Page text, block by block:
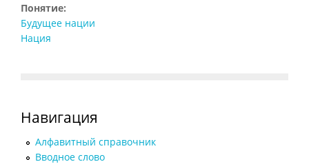
Понятие:
Будущее нации
Нация
Навигация
Алфавитный справочник
Вводное слово